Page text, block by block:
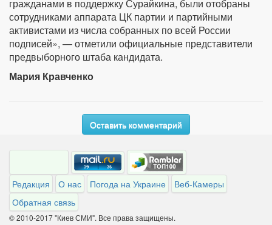
гражданами в поддержку Сурайкина, были отобраны
сотрудниками аппарата ЦК партии и партийными
активистами из числа собранных по всей России
подписей», — отметили официальные представители
предвыборного штаба кандидата.
Мария Кравченко
Оставить комментарий
Редакция О нас Погода на Украине
Веб-Камеры
Обратная связь
© 2010-2017 "Киев СМИ". Все права защищены.